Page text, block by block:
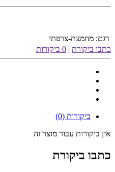
דגם: מחמצת-צרפתי
כתבו ביקורת | 0 ביקורות
ביקורות (0)
אין ביקורות עבור מוצר זה
כתבו ביקורת